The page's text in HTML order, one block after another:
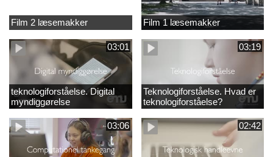
Film 2 læsemakker Film 1 læsemakker
03:01
teknologiforståelse. Digital
myndiggørelse
03:19
Teknologiforståelse. Hvad er
teknologiforståelse?
03:06 02:42